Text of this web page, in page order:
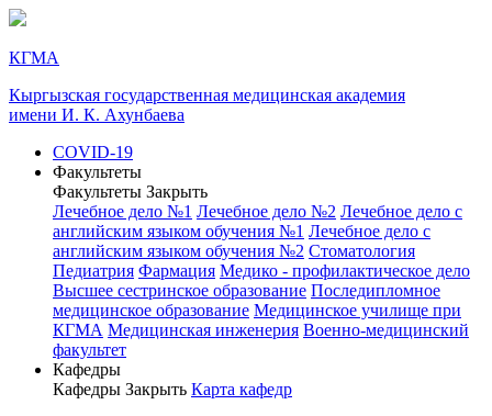
КГМА
Кыргызская государственная медицинская академия
имени И. К. Ахунбаева
COVID-19
Факультеты
Факультеты Закрыть
Лечебное дело №1 Лечебное дело №2 Лечебное дело с
английским языком обучения №1 Лечебное дело с
английским языком обучения №2 Стоматология
Педиатрия Фармация Медико - профилактическое дело
Высшее сестринское образование Последипломное
медицинское образование Медицинское училище при
КГМА Медицинская инженерия Военно-медицинский
факультет
Кафедры
Кафедры Закрыть Карта кафедр